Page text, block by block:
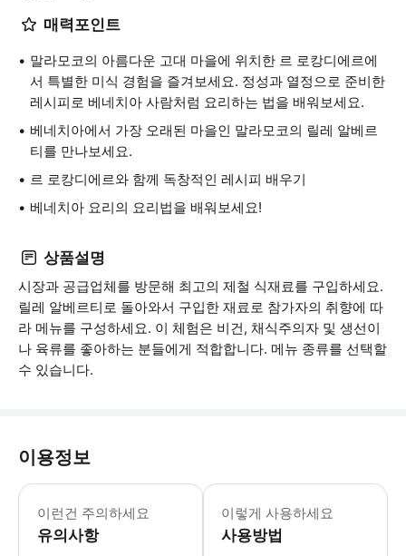
매력포인트
말라모코의 아름다운 고대 마을에 위치한 르 로캉디에르에
서 특별한 미식 경험을 즐겨보세요. 정성과 열정으로 준비한
레시피로 베네치아 사람처럼 요리하는 법을 배워보세요.
베네치아에서 가장 오래된 마을인 말라모코의 릴레 알베르
티를 만나보세요.
르 로캉디에르와 함께 독창적인 레시피 배우기
베네치아 요리의 요리법을 배워보세요!
상품설명
시장과 공급업체를 방문해 최고의 제철 식재료를 구입하세요.
릴레 알베르티로 돌아와서 구입한 재료로 참가자의 취향에 따
라 메뉴를 구성하세요. 이 체험은 비건, 채식주의자 및 생선이
나 육류를 좋아하는 분들에게 적합합니다. 메뉴 종류를 선택할
수 있습니다.
이용정보
이런건 주의하세요
유의사항
* 소요시간 : 240분 (옵션에 따라 소
이렇게 사용하세요
사용방법